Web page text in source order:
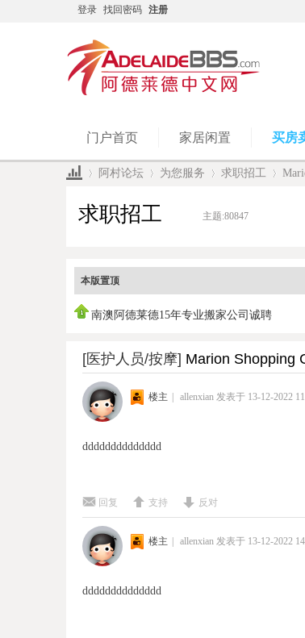
登录 找回密码 注册
门户首页 家居闲置 买房
阿村论坛 为您服务 求职招工
求职招工 主题:80847
本版置顶
南澳阿德莱德15年专业搬家公司诚聘
[医护人员/按摩] Marion Shopping
楼主 | allenxian 发表于 13-12-2022
dddddddddddddd
回复 支持 反对
楼主 | allenxian 发表于 13-12-2022
dddddddddddddd